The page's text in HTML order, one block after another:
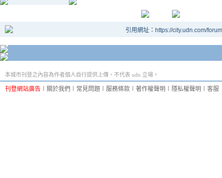
引用網址：https://city.udn.com/
本城市刊登之內容為作者個人自行提供上傳，不代表 udn 立場。
刊登網站廣告 關於我們 常見問題 服務條款 著作權聲明 隱私權聲明 客服